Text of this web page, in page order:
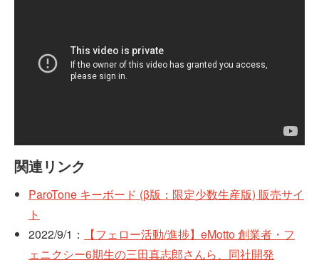
関連リンク
ParoTone キーボード (β版：限定少数生産版) 販売サイ
ト
2022/9/1：
【フェロー活動/進捗】eMotto 創業者・フ
ェニクシー6期生の三田真志郎さんら、同社開発